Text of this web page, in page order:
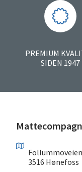
PREMIUM
SIDEN 1947
3516 Hønefoss